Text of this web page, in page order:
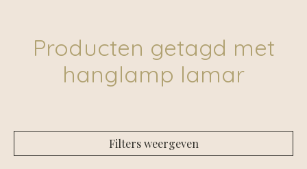
Producten getagd met
hanglamp lamar
Filters weergeven